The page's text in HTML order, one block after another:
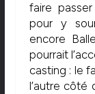
faire
pour y
encore
pourrait
casting : le
l’autre côté